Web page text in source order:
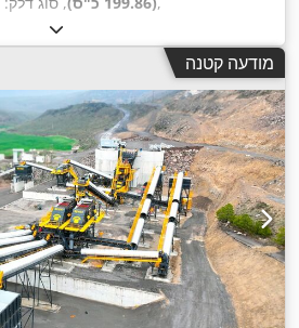
מודעה קטנה